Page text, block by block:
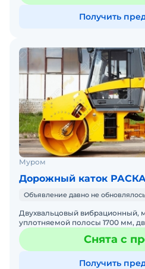
Получить
Муром
Дорожный каток
Объявление давно не обновлялось
Двухвальцовый вибрационный,
уплотняемой полосы 1700 мм,
планетарные редукторы
Снята с
Получить